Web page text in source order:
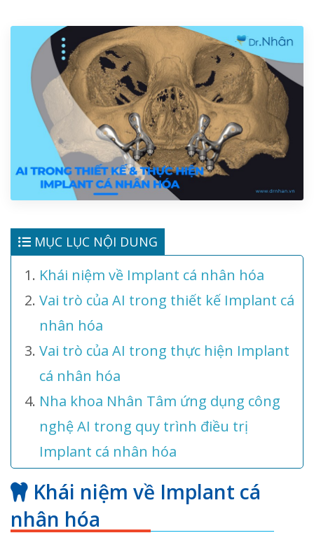
MỤC LỤC NỘI DUNG
Khái niệm về Implant cá nhân hóa
Vai trò của AI trong thiết kế Implant cá
nhân hóa
Vai trò của AI trong thực hiện Implant
cá nhân hóa
Nha khoa Nhân Tâm ứng dụng công
nghệ AI trong quy trình điều trị
Implant cá nhân hóa
Khái niệm về Implant cá
nhân hóa